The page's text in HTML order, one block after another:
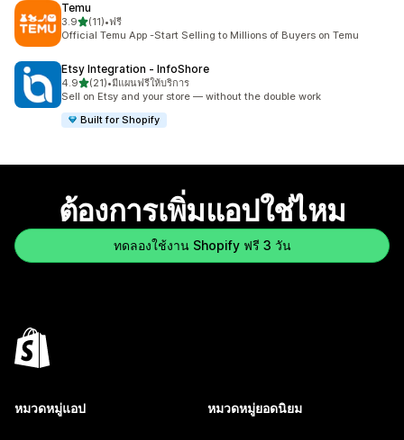
Temu
3.9เต็ม 5 ดาว
(11)
ทั้งหมด 11 รีวิว
•ฟรี
Official Temu App -Start Selling to Millions of Buyers on Temu
Etsy Integration ‑ InfoShore
4.9เต็ม 5 ดาว
(21)
ทั้งหมด 21 รีวิว
•มีแผนฟรีให้บริการ
Sell on Etsy and your store — without the double work
Built for Shopify
ต้องการเพิ่มแอปใช่ไหม
ทดลองใช้งาน Shopify ฟรี 3 วัน
หมวดหมู่แอป หมวดหมู่ยอดนิยม